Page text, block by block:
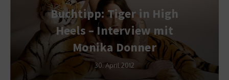
Buchtipp: Tiger in High
Heels – Interview mit
Monika Donner
30. April 2012